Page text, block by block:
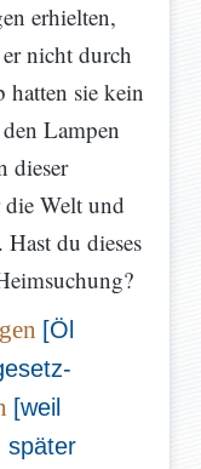
erhielten,
nicht durch
hatten sie kein
Lampen
dieser
Welt und
du dieses
[Öl
[weil
später